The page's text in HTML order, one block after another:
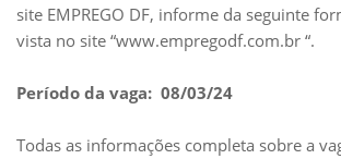
site EMPREGO DF, informe da seguinte
vista no site “www.empregodf.com.br “.
Período da vaga: 08/03/24
Todas as informações completa sobre a